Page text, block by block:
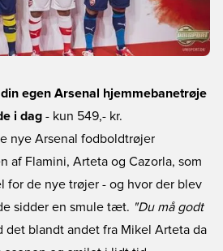
egen Arsenal hjemmebanetrøje
i dag - kun 549,- kr.
nye Arsenal fodboldtrøjer
af Flamini, Arteta og Cazorla, som
for de nye trøjer - og hvor der blev
sidder en smule tæt. "Du må godt
det blandt andet fra Mikel Arteta da